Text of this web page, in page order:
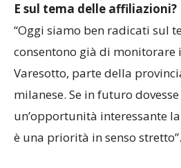
E sul tema delle affiliazioni?
“Oggi siamo ben radicati sul
consentono già di monitorare
Varesotto, parte della
milanese. Se in futuro
un’opportunità interessante
è una priorità in senso stretto”.